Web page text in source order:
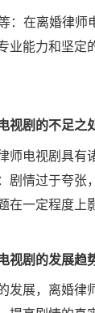
：在离婚律师
业能力和坚定
视剧的不足之
师电视剧具有
剧情过于夸张
在一定程度上
视剧的发展趋
发展，离婚律